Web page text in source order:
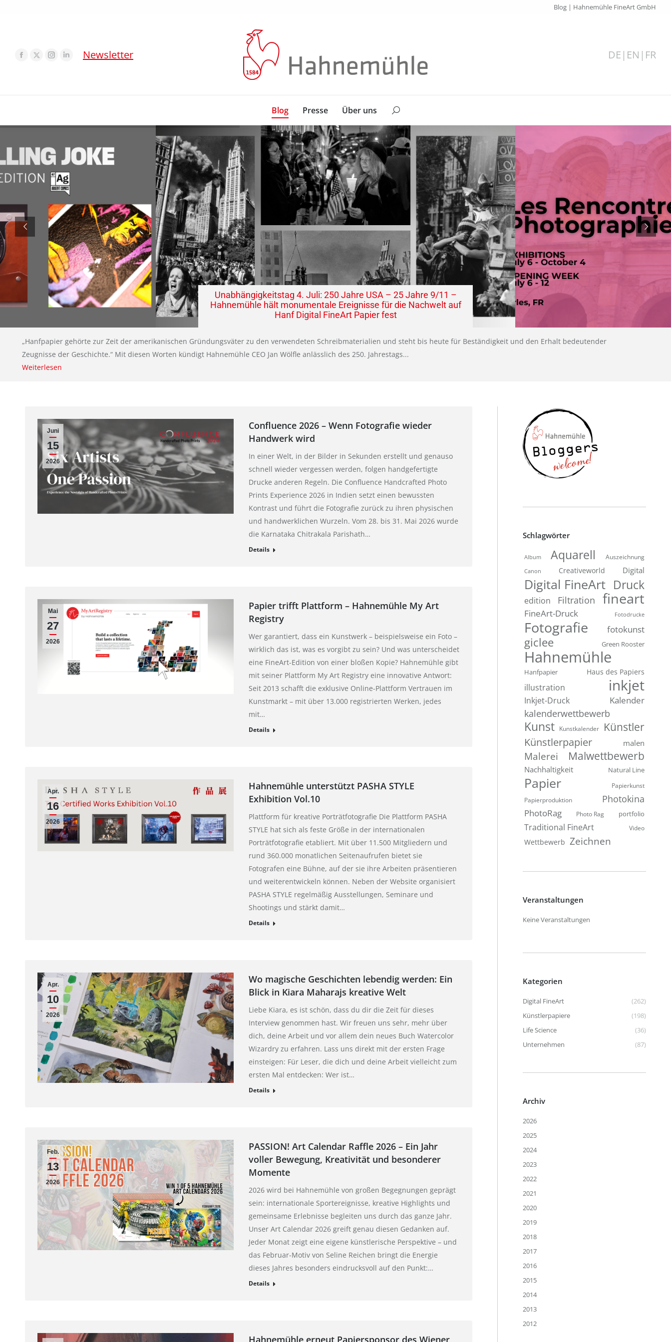
Blog | Hahnemühle FineArt GmbH
Newsletter DE | EN | FR
Blog Presse Über uns Search:
Unabhängigkeitstag 4. Juli: 250 Jahre USA – 25 Jahre 9/11 –
Hahnemühle hält monumentale Ereignisse für die Nachwelt auf
Hanf Digital FineArt Papier fest
„Hanfpapier gehörte zur Zeit der amerikanischen Gründungsväter zu den verwendeten Schreibmaterialien und steht bis heute für Beständigkeit und den Erhalt bedeutender
Zeugnisse der Geschichte.“ Mit diesen Worten kündigt Hahnemühle CEO Jan Wölfle anlässlich des 250. Jahrestags...
Weiterlesen
Juni
15
2026
Confluence 2026 – Wenn Fotografie wieder
Handwerk wird
In einer Welt, in der Bilder in Sekunden erstellt und genauso
schnell wieder vergessen werden, folgen handgefertigte
Drucke anderen Regeln. Die Confluence Handcrafted Photo
Prints Experience 2026 in Indien setzt einen bewussten
Kontrast und führt die Fotografie zurück zu ihren physischen
und handwerklichen Wurzeln. Vom 28. bis 31. Mai 2026 wurde
die Karnataka Chitrakala Parishath…
Details
Mai
27
2026
Papier trifft Plattform – Hahnemühle My Art
Registry
Wer garantiert, dass ein Kunstwerk – beispielsweise ein Foto –
wirklich das ist, was es vorgibt zu sein? Und was unterscheidet
eine FineArt-Edition von einer bloßen Kopie? Hahnemühle gibt
mit seiner Plattform My Art Registry eine innovative Antwort:
Seit 2013 schafft die exklusive Online-Plattform Vertrauen im
Kunstmarkt – mit über 13.000 registrierten Werken, jedes
mit…
Details
Apr.
16
2026
Hahnemühle unterstützt PASHA STYLE
Exhibition Vol.10
Plattform für kreative Porträtfotografie Die Plattform PASHA
STYLE hat sich als feste Größe in der internationalen
Porträtfotografie etabliert. Mit über 11.500 Mitgliedern und
rund 360.000 monatlichen Seitenaufrufen bietet sie
Fotografen eine Bühne, auf der sie ihre Arbeiten präsentieren
und weiterentwickeln können. Neben der Website organisiert
PASHA STYLE regelmäßig Ausstellungen, Seminare und
Shootings und stärkt damit…
Details
Apr.
10
2026
Wo magische Geschichten lebendig werden: Ein
Blick in Kiara Maharajs kreative Welt
Liebe Kiara, es ist schön, dass du dir die Zeit für dieses
Interview genommen hast. Wir freuen uns sehr, mehr über
dich, deine Arbeit und vor allem dein neues Buch Watercolor
Wizardry zu erfahren. Lass uns direkt mit der ersten Frage
einsteigen: Für Leser, die dich und deine Arbeit vielleicht zum
ersten Mal entdecken: Wer ist…
Details
Feb.
13
2026
PASSION! Art Calendar Raffle 2026 – Ein Jahr
voller Bewegung, Kreativität und besonderer
Momente
2026 wird bei Hahnemühle von großen Begegnungen geprägt
sein: internationale Sportereignisse, kreative Highlights und
gemeinsame Erlebnisse begleiten uns durch das ganze Jahr.
Unser Art Calendar 2026 greift genau diesen Gedanken auf.
Jeder Monat zeigt eine eigene künstlerische Perspektive – und
das Februar-Motiv von Seline Reichen bringt die Energie
dieses Jahres besonders eindrucksvoll auf den Punkt:…
Details
Hahnemühle erneut Papiersponsor des Wiener
Schlagwörter
Album Aquarell
Auszeichnung
Canon
Creativeworld Digital
Digital FineArt Druck
edition Filtration fineart
FineArt-Druck Fotodrucke
Fotografie fotokunst
giclee Green Rooster
Hahnemühle
Hanfpapier Haus des Papiers
illustration inkjet
Inkjet-Druck Kalender
kalenderwettbewerb
Kunst Kunstkalender Künstler
Künstlerpapier malen
Malerei Malwettbewerb
Nachhaltigkeit Natural Line
Papier
Papierkunst
Papierproduktion
Photokina
PhotoRag Photo Rag portfolio
Traditional FineArt Video
Wettbewerb Zeichnen
Veranstaltungen
Keine Veranstaltungen
Kategorien
Digital FineArt
(262)
Künstlerpapiere
(198)
Life Science
(36)
Unternehmen
(87)
Archiv
2026
2025
2024
2023
2022
2021
2020
2019
2018
2017
2016
2015
2014
2013
2012